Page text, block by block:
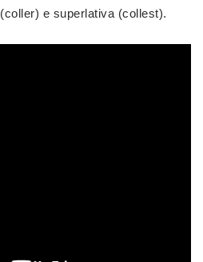
(coller) e superlativa (collest).